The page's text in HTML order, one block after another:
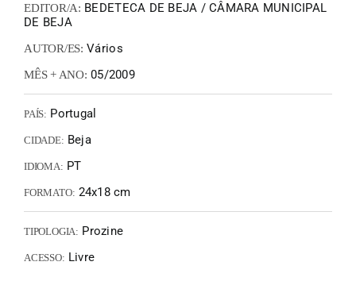
EDITOR/A: BEDETECA DE BEJA / CÂMARA MUNICIPAL
DE BEJA
AUTOR/ES: Vários
MÊS + ANO: 05/2009
PAÍS: Portugal
CIDADE: Beja
IDIOMA: PT
FORMATO: 24x18 cm
TIPOLOGIA: Prozine
ACESSO: Livre